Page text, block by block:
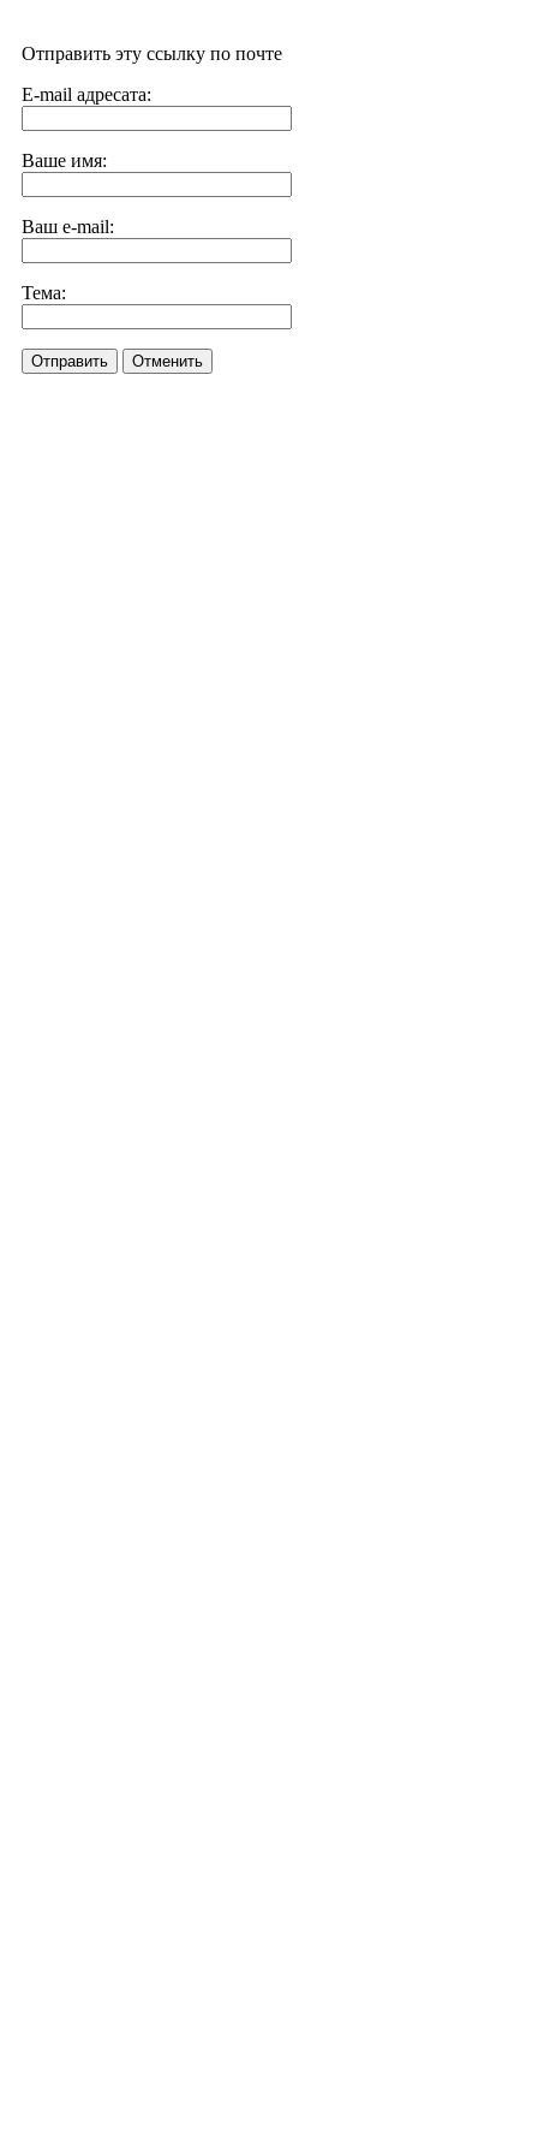
Отправить эту ссылку по почте
E-mail адресата:
Ваше имя:
Ваш e-mail:
Тема:
Отправить Отменить